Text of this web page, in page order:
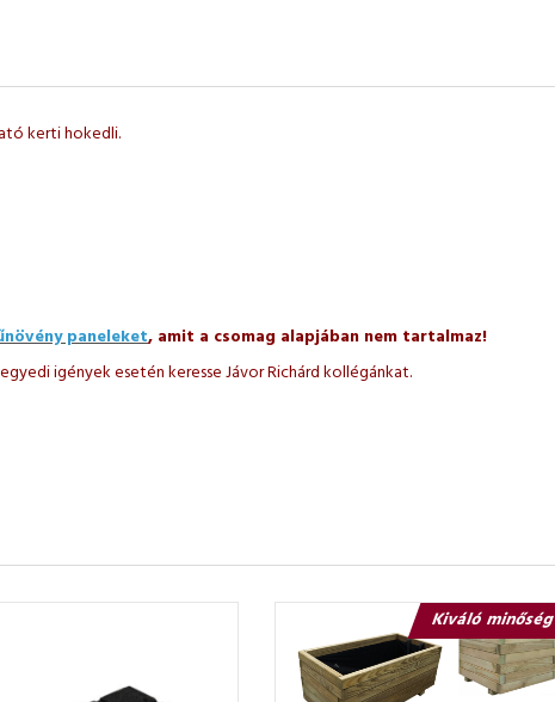
kerti hokedli.
paneleket, amit a csomag alapjában nem tartalmaz!
igények esetén keresse Jávor Richárd kollégánkat.
Kiváló minőség